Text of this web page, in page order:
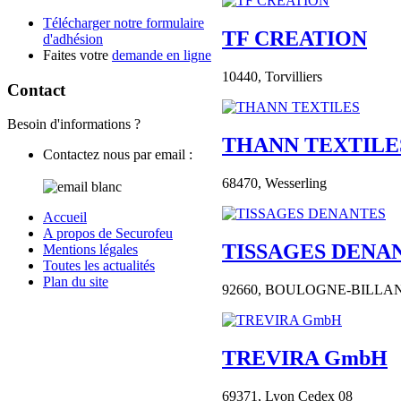
TF CREATION
10440, Torvilliers
THANN
68470, Wesserling
TISSAGES
92660, BOULOGNE-
TREVIRA GmbH
69371, Lyon Cedex 08
Télécharger notre formulaire
d'adhésion
Faites votre demande en ligne
Contact
Besoin d'informations ?
Contactez nous par email :
Accueil
A propos de Securofeu
Mentions légales
Toutes les actualités
Plan du site